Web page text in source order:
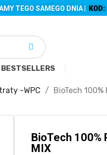
TEGO SAMEGO DNIA |
BESTSELLERS
-WPC BioTech 100%
BioTech 100%
MIX